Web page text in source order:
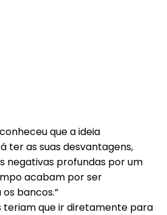
que a ideia
ter as suas desvantagens,
negativas profundas por um
acabam por ser
bancos.”
teriam que ir diretamente para